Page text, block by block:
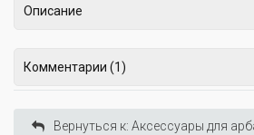
Описание
Комментарии (1)
Вернуться к: Аксессуары для